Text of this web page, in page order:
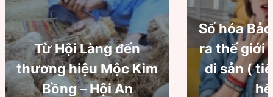
Từ Hội Làng đến
thương hiệu Mộc Kim
Bồng – Hội An
Số hóa
ra thế giới
di sản (